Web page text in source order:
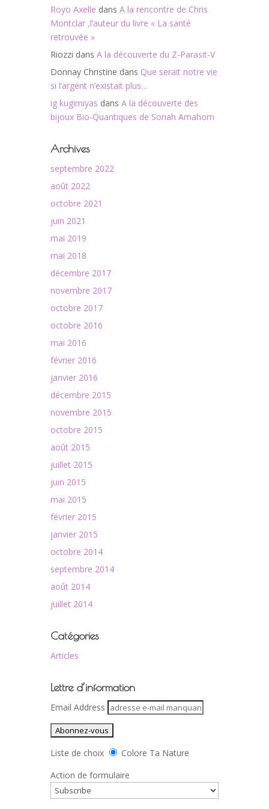
Royo Axelle dans A la rencontre de Chris
Montclar ,l’auteur du livre « La santé
retrouvée »
Riozzi dans A la découverte du Z-Parasit-V
Donnay Christine dans Que serait notre vie
si l’argent n’existait plus…
ig kugimiyas dans A la découverte des
bijoux Bio-Quantiques de Soriah Amahom
Archives
septembre 2022
août 2022
octobre 2021
juin 2021
mai 2019
mai 2018
décembre 2017
novembre 2017
octobre 2017
octobre 2016
mai 2016
février 2016
janvier 2016
décembre 2015
novembre 2015
octobre 2015
août 2015
juillet 2015
juin 2015
mai 2015
février 2015
janvier 2015
octobre 2014
septembre 2014
août 2014
juillet 2014
Catégories
Articles
Lettre d’information
Email Address
Liste de choix
Colore Ta Nature
Action de formulaire